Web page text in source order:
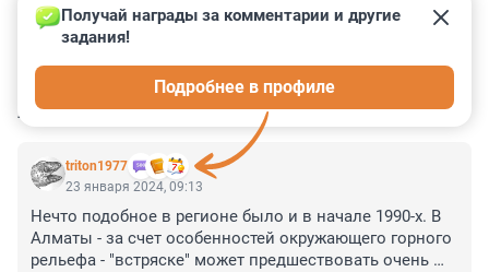
КОММЕНТАРИИ 17
triton1977
Получай награды за комментарии и другие
задания!
Подробнее в профиле
23 января 2024, 09:13
Нечто подобное в регионе было и в начале 1990-х. В
Алматы - за счет особенностей окружающего горного
рельефа - "встряске" может предшествовать очень